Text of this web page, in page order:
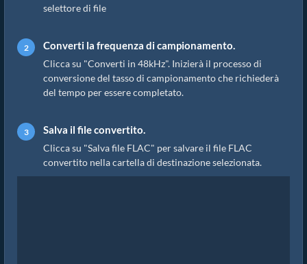
selettore di file
Converti la frequenza di campionamento.
Clicca su "Converti in 48kHz". Inizierà il processo di
conversione del tasso di campionamento che richiederà
del tempo per essere completato.
Salva il file convertito.
Clicca su "Salva file FLAC" per salvare il file FLAC
convertito nella cartella di destinazione selezionata.